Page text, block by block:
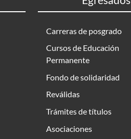
Carreras de posgrado
Cursos de Educación
Permanente
Fondo de solidaridad
Reválidas
Trámites de títulos
Asociaciones